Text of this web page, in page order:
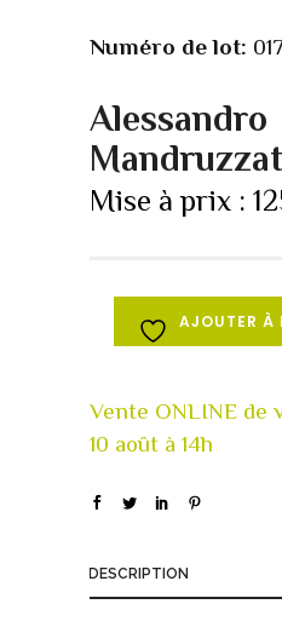
Numéro de lot:
Alessandro
Mise à prix :
AJOUTER À
DESCRIPTION